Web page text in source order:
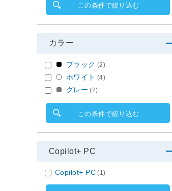
この条件で絞り込む
カラー
ブラック (2)
ホワイト (4)
グレー (2)
この条件で絞り込む
Copilot+ PC
Copilot+ PC (1)